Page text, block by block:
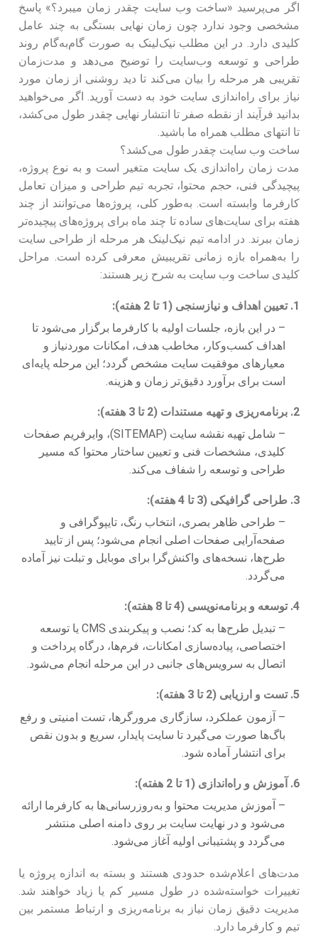
اگر می‌پرسید «ساخت وب سایت چقدر زمان میبرد؟» پاسخ
مشخصی وجود ندارد چون زمان نهایی بستگی به چند عامل
کلیدی دارد. در این مطلب نیک‌لینک به صورت گام‌به‌گام روند
طراحی و توسعه وب‌سایت را توضیح می‌دهد و مدت‌زمان
تقریبی هر مرحله را بیان می‌کند تا دید روشنی از زمان مورد
نیاز برای راه‌اندازی سایت خود به دست آورید. اگر می‌خواهید
بدانید فرآیند از نقطه صفر تا انتشار نهایی چقدر طول می‌کشد،
تا انتهای مطلب همراه ما باشید.
ساخت وب سایت چقدر طول می‌کشد؟
مدت زمان راه‌اندازی یک سایت متغیر است و به نوع پروژه،
پیچیدگی فنی، حجم محتوا، تجربه تیم طراحی و میزان تعامل
کارفرما وابسته است. به‌طور کلی، پروژه‌ها می‌توانند از چند
هفته برای سایت‌های ساده تا چند ماه برای پروژه‌های پیچیده‌تر
زمان ببرند. در ادامه تیم نیک‌لینک هر مرحله از طراحی سایت
را به‌همراه بازه زمانی تقریبیش معرفی کرده است. مراحل
کلیدی ساخت وب سایت به شرح زیر هستند:
1. تعیین اهداف و نیازسنجی (1 تا 2 هفته):
– در این بازه، جلسات اولیه با کارفرما برگزار می‌شود تا
اهداف کسب‌و‌کار، مخاطب هدف، امکانات موردنیاز و
معیارهای موفقیت سایت مشخص گردد؛ این مرحله پایه‌ای
است برای برآورد دقیق‌تر زمان و هزینه.
2. برنامه‌ریزی و تهیه مستندات (2 تا 3 هفته):
– شامل تهیه نقشه سایت (SITEMAP)، وایرفریم صفحات
کلیدی، مشخصات فنی و تعیین ساختار محتوا که مسیر
طراحی و توسعه را شفاف می‌کند.
3. طراحی گرافیکی (3 تا 4 هفته):
– طراحی ظاهر بصری، انتخاب رنگ، تایپوگرافی و
صفحه‌آرایی صفحات اصلی انجام می‌شود؛ پس از تایید
طرح‌ها، نسخه‌های واکنش‌گرا برای موبایل و تبلت نیز آماده
می‌گردد.
4. توسعه و برنامه‌نویسی (4 تا 8 هفته):
– تبدیل طرح‌ها به کد؛ نصب و پیکربندی CMS یا توسعه
اختصاصی، پیاده‌سازی امکانات، فرم‌ها، درگاه پرداخت و
اتصال به سرویس‌های جانبی در این مرحله انجام می‌شود.
5. تست و ارزیابی (2 تا 3 هفته):
– آزمون عملکرد، سازگاری مرورگرها، تست امنیتی و رفع
باگ‌ها صورت می‌گیرد تا سایت پایدار، سریع و بدون نقص
برای انتشار آماده شود.
6. آموزش و راه‌اندازی (1 تا 2 هفته):
– آموزش مدیریت محتوا و به‌روزرسانی‌ها به کارفرما ارائه
می‌شود و در نهایت سایت بر روی دامنه اصلی منتشر
می‌گردد و پشتیبانی اولیه آغاز می‌شود.
مدت‌های اعلام‌شده حدودی هستند و بسته به اندازه پروژه یا
تغییرات خواسته‌شده در طول مسیر کم یا زیاد خواهند شد.
مدیریت دقیق زمان نیاز به برنامه‌ریزی و ارتباط مستمر بین
تیم و کارفرما دارد.